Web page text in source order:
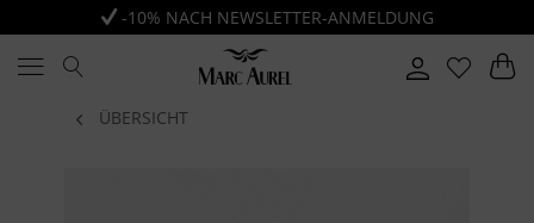
-10% NACH NEWSLETTER-ANMELDUNG
ÜBERSICHT